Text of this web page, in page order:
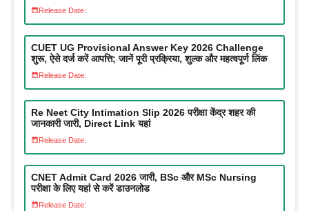
Release Date:
CUET UG Provisional Answer Key 2026 Challenge
शुरू, ऐसे दर्ज करें आपत्ति; जानें पूरी प्रक्रिया, शुल्क और महत्वपूर्ण लिंक
Release Date:
Re Neet City Intimation Slip 2026 परीक्षा केंद्र शहर की
जानकारी जारी, Direct Link यहां
Release Date:
CNET Admit Card 2026 जारी, BSc और MSc Nursing
परीक्षा के लिए यहां से करें डाउनलोड
Release Date: